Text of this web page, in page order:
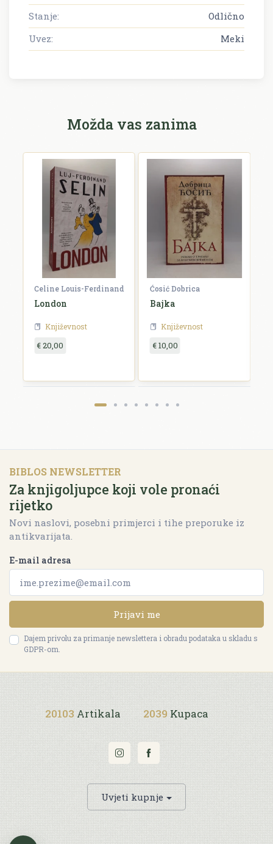
Stanje:
Odlično
Uvez:
Meki
Možda vas zanima
Celine Louis-Ferdinand
London
Književnost
€ 20,00
Ćosić Dobrica
Bajka
Književnost
€ 10,00
BIBLOS NEWSLETTER
Za knjigoljupce koji vole pronaći
rijetko
Novi naslovi, posebni primjerci i tihe preporuke iz
antikvarijata.
E-mail adresa
Prijavi me
Dajem privolu za primanje newslettera i obradu podataka u skladu s
GDPR-om.
20103 Artikala 2039 Kupaca
Uvjeti kupnje